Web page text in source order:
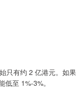
只有约 2 亿港元。如果
至 1%-3%。